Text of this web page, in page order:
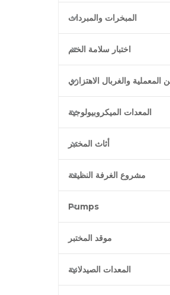
المبخرات والمبردات
اختبار سلامة الختم
المعملية والغربال الاهتزازي
المعدات الميكروبيولوجية
أثاث المختبر
مشروع الغرفة النظيفة
Pumps
موقد المختبر
المعدات الصيدلانية